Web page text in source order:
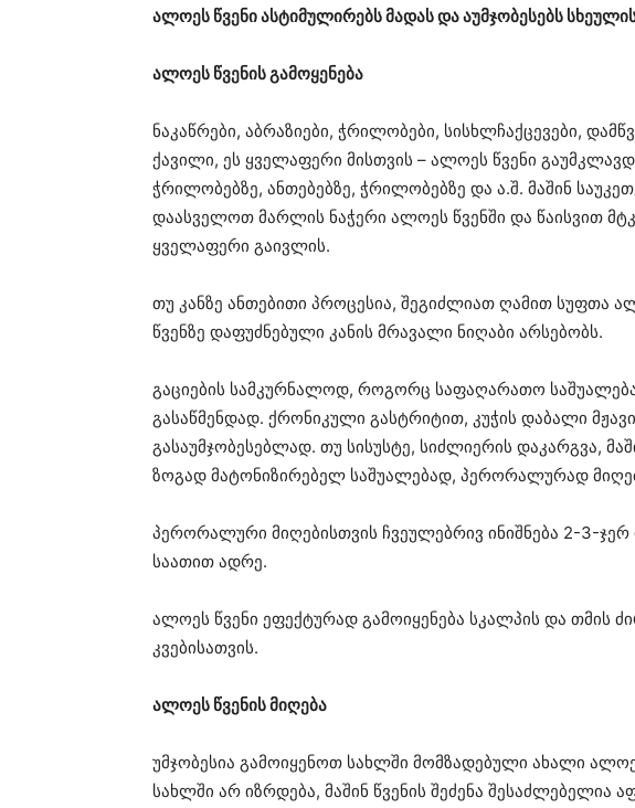
ალოეს წვენი ასტიმულირებს მადას და აუმჯობესებს
ალოეს წვენის გამოყენება
ნაკაწრები, აბრაზიები, ჭრილობები, სისხლჩაქცევები,
ქავილი, ეს ყველაფერი მისთვის – ალოეს წვენი
ჭრილობებზე, ანთებებზე, ჭრილობებზე და ა.შ. მაშინ
დაასველოთ მარლის ნაჭერი ალოეს წვენში და წაისვით
ყველაფერი გაივლის.
თუ კანზე ანთებითი პროცესია, შეგიძლიათ ღამით სუფთა
წვენზე დაფუძნებული კანის მრავალი ნიღაბი არსებობს.
გაციების სამკურნალოდ, როგორც საფაღარათო
გასაწმენდად. ქრონიკული გასტრიტით, კუჭის დაბალი
გასაუმჯობესებლად. თუ სისუსტე, სიძლიერის დაკარგვა,
ზოგად მატონიზირებელ საშუალებად, პერორალურად
პერორალური მიღებისთვის ჩვეულებრივ ინიშნება 2-3-ჯერ
საათით ადრე.
ალოეს წვენი ეფექტურად გამოიყენება სკალპის და თმის
კვებისათვის.
ალოეს წვენის მიღება
უმჯობესია გამოიყენოთ სახლში მომზადებული ახალი
სახლში არ იზრდება, მაშინ წვენის შეძენა შესაძლებელია